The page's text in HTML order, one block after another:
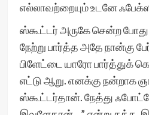
எல்லாவற்றையும் உடனே
ஸ்கூட்டர் அருகே சென்ற போது
நேற்று பார்த்த அதே நான்கு
பிளேட்டை யாரோ பார்த்துக்
எட்டு ஆறு. எனக்கு நன்றாக
ஸ்கூட்டர்தான். நேத்து